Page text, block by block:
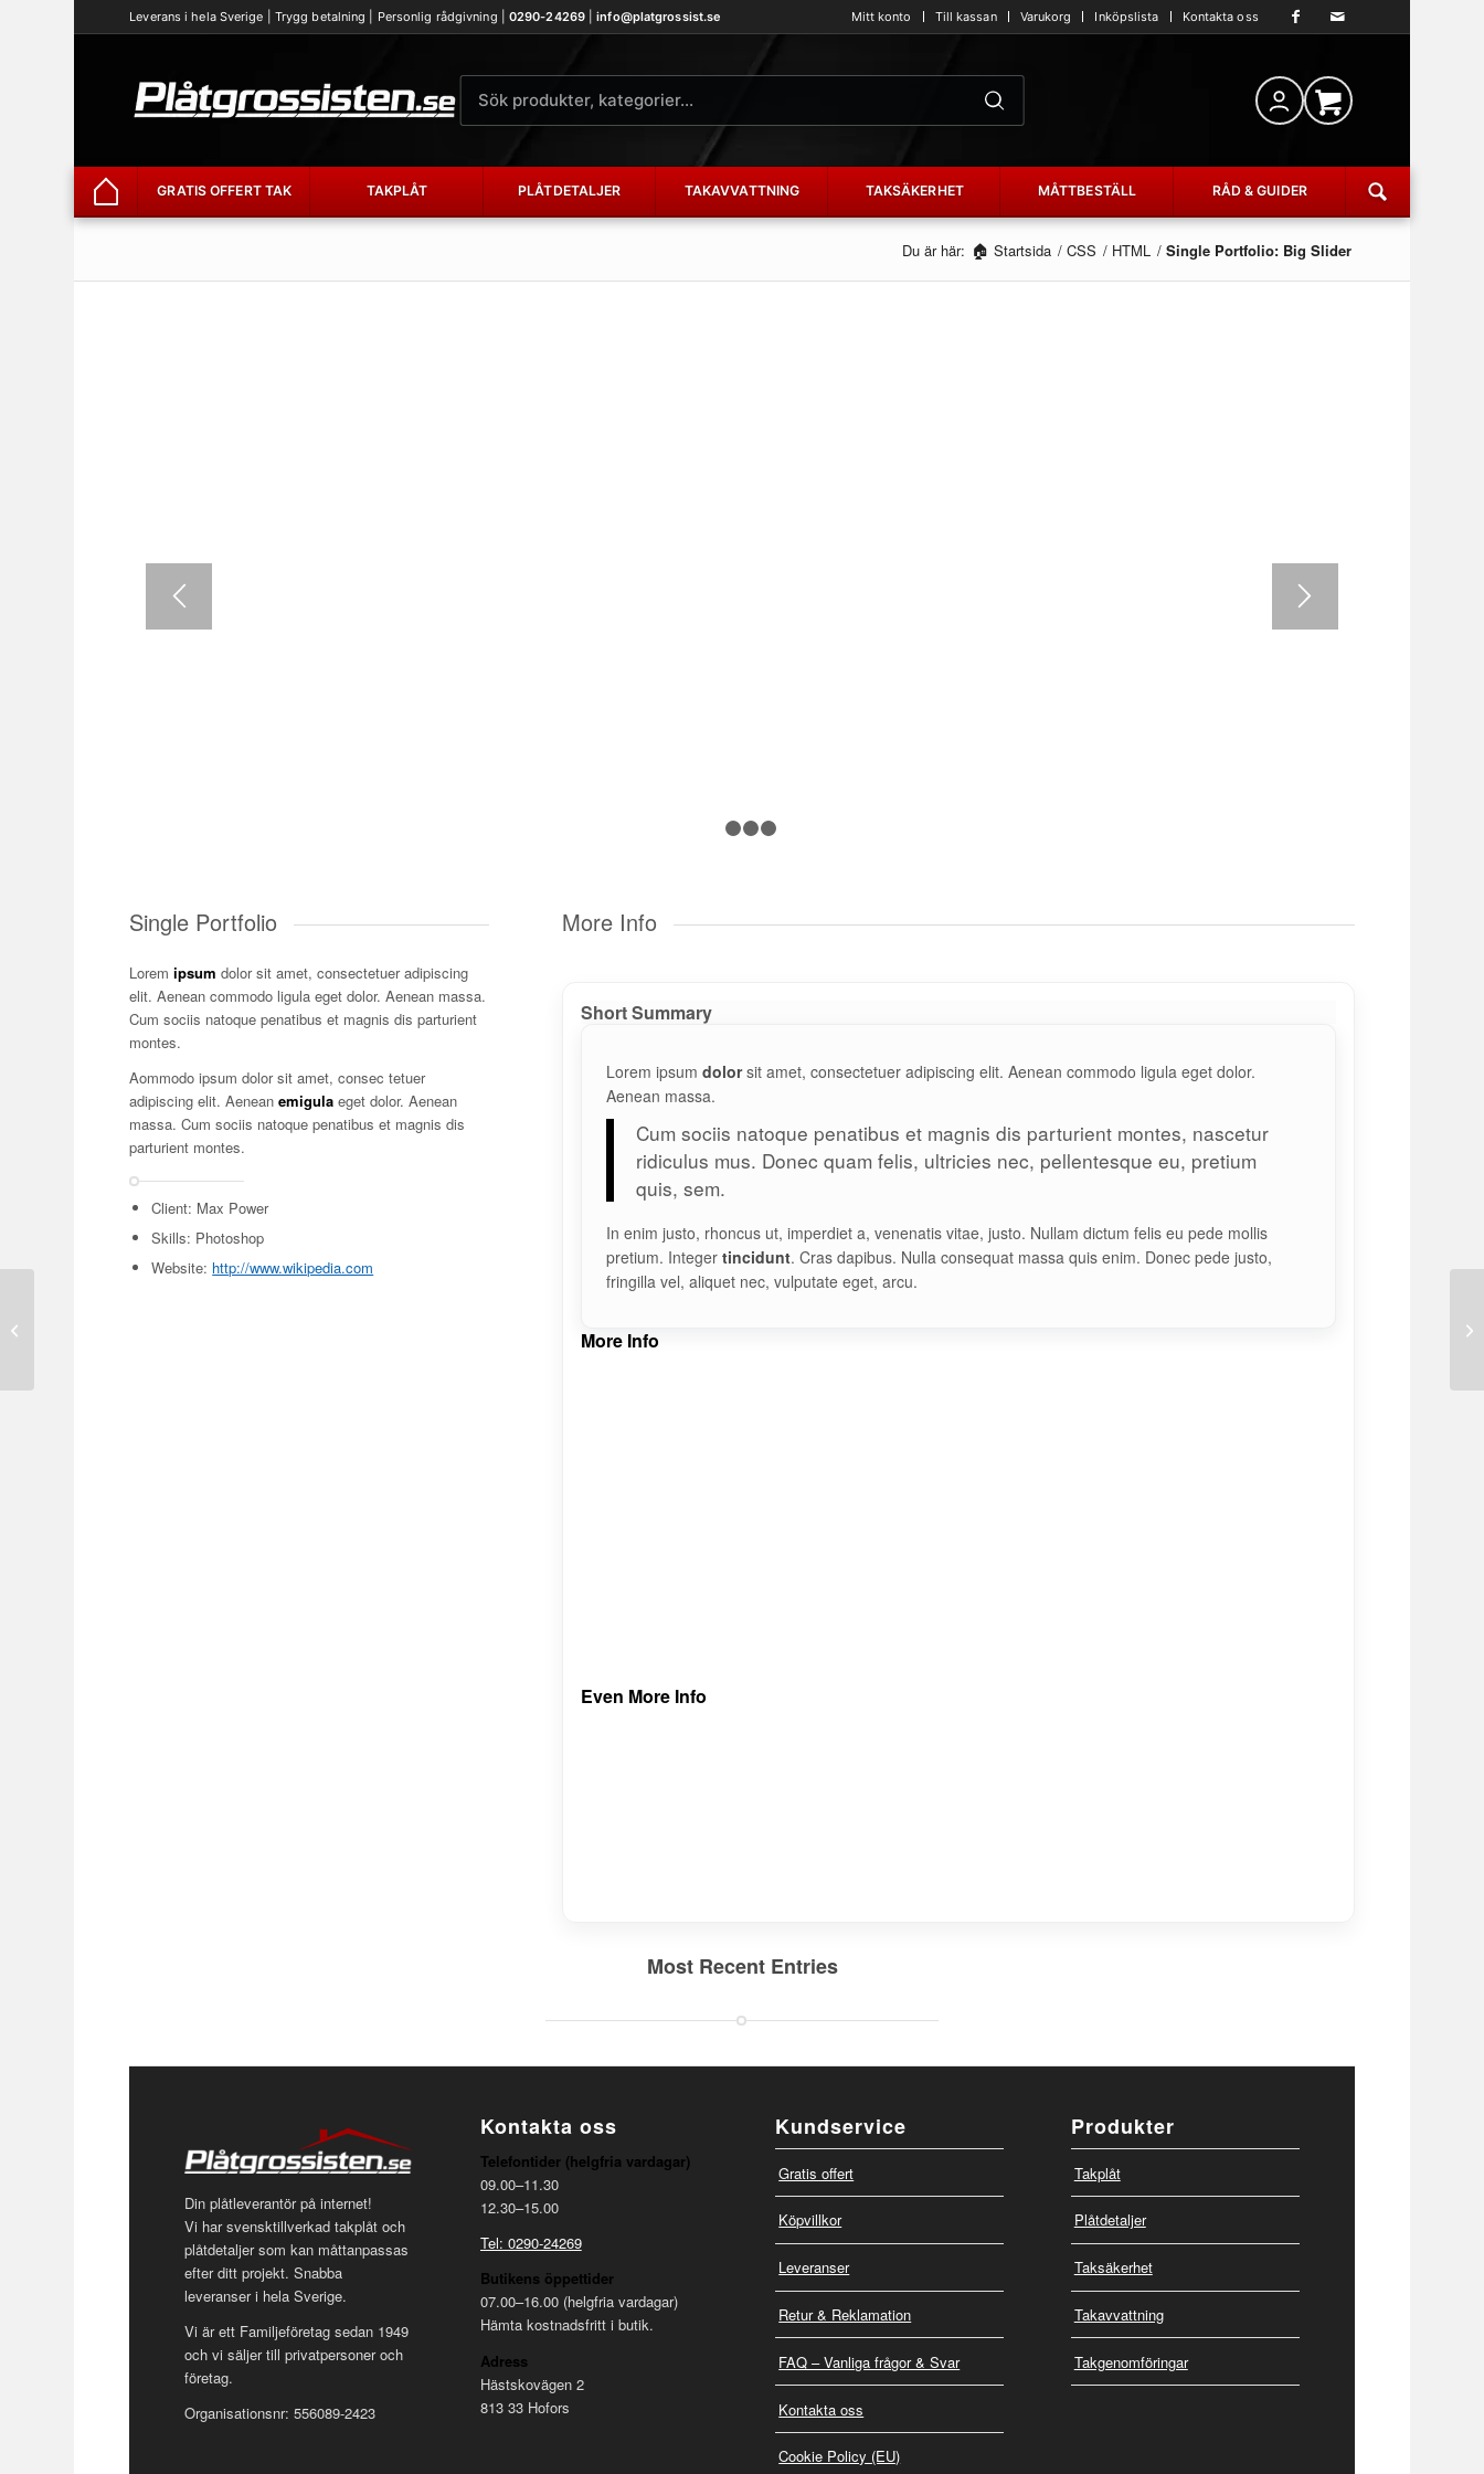
Mitt konto Till kassan Varukorg Inköpslista Kontakta oss
Leverans i hela Sverige | Trygg betalning | Personlig rådgivning | 0290-24269|info@platgrossist.se
Hem
GRATIS OFFERT TAK TAKPLÅT PLÅTDETALJER TAKAVVATTNING TAKSÄKERHET MÅTTBESTÄLL RÅD & GUIDER
Du är här: Startsida / CSS / HTML / Single Portfolio: Big Slider
Single Portfolio
Loremipsum dolor sit amet, consectetuer adipiscing
elit. Aenean commodo ligula eget dolor. Aenean massa.
Cum sociis natoque penatibus et magnis dis parturient
montes.
Aommodo ipsum dolor sit amet, consec tetuer
adipiscing elit. Aeneanemigula eget dolor. Aenean
massa. Cum sociis natoque penatibus et magnis dis
parturient montes.
Client: Max Power
Skills: Photoshop
Website: http://www.wikipedia.com
More Info
Short Summary
Lorem ipsumdolorsit amet, consectetuer adipiscing elit. Aenean commodo ligula eget dolor.
Aenean massa.
Cum sociis natoque penatibus et magnis dis parturient montes, nascetur
ridiculus mus. Donec quam felis, ultricies nec, pellentesque eu, pretium
quis, sem.
In enim justo, rhoncus ut, imperdiet a, venenatis vitae, justo. Nullam dictum felis eu pede mollis
pretium. Integertincidunt. Cras dapibus. Nulla consequat massa quis enim. Donec pede justo,
fringilla vel, aliquet nec, vulputate eget, arcu.
More Info
Even More Info
Most Recent Entries
Din plåtleverantör på internet!
Vi har svensktillverkad takplåt och
plåtdetaljer som kan måttanpassas
efter ditt projekt. Snabba
leveranser i hela Sverige.
Vi är ett Familjeföretag sedan 1949
och vi säljer till privatpersoner och
företag.
Organisationsnr: 556089-2423
Kontakta oss
Telefontider (helgfria vardagar)
09.00–11.30
12.30–15.00
Tel: 0290-24269
Butikens öppettider
07.00–16.00 (helgfria vardagar)
Hämta kostnadsfritt i butik.
Adress
Hästskovägen 2
813 33 Hofors
Kundservice
Gratis offert
Köpvillkor
Leveranser
Retur & Reklamation
FAQ – Vanliga frågor & Svar
Kontakta oss
Cookie Policy (EU)
Produkter
Takplåt
Plåtdetaljer
Taksäkerhet
Takavvattning
Takgenomföringar